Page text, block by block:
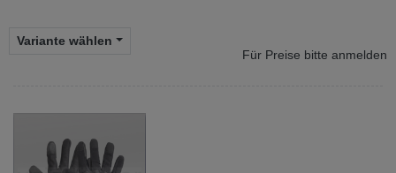
Variante wählen
Für Preise bitte anmelden